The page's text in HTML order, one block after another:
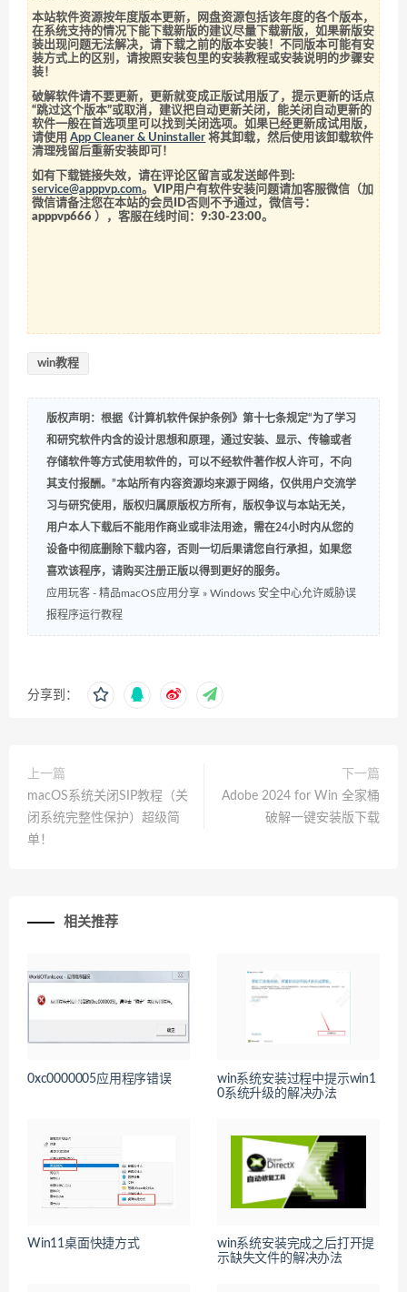
本站软件资源按年度版本更新，网盘资源包括该年度的各个版本，
在系统支持的情况下能下载新版的建议尽量下载新版，如果新版安
装出现问题无法解决，请下载之前的版本安装！不同版本可能有安
装方式上的区别，请按照安装包里的安装教程或安装说明的步骤安
装！
破解软件请不要更新，更新就变成正版试用版了，提示更新的话点
“跳过这个版本”或取消，建议把自动更新关闭，能关闭自动更新的
软件一般在首选项里可以找到关闭选项。如果已经更新成试用版，
请使用App Cleaner & Uninstaller 将其卸载，然后使用该卸载软件
清理残留后重新安装即可！
如有下载链接失效，请在评论区留言或发送邮件到:
service@apppvp.com。VIP用户有软件安装问题请加客服微信（加
微信请备注您在本站的会员ID否则不予通过，微信号：
apppvp666 ），客服在线时间：9:30-23:00。
win教程
版权声明：根据《计算机软件保护条例》第十七条规定“为了学习
和研究软件内含的设计思想和原理，通过安装、显示、传输或者
存储软件等方式使用软件的，可以不经软件著作权人许可，不向
其支付报酬。”本站所有内容资源均来源于网络，仅供用户交流学
习与研究使用，版权归属原版权方所有，版权争议与本站无关，
用户本人下载后不能用作商业或非法用途，需在24小时内从您的
设备中彻底删除下载内容，否则一切后果请您自行承担，如果您
喜欢该程序，请购买注册正版以得到更好的服务。
应用玩客 - 精品macOS应用分享 » Windows 安全中心允许威胁误
报程序运行教程
分享到：
上一篇
macOS系统关闭SIP教程（关
闭系统完整性保护）超级简
单！
下一篇
Adobe 2024 for Win 全家桶
破解一键安装版下载
相关推荐
0xc0000005应用程序错误
win系统安装过程中提示win1
0系统升级的解决办法
Win11桌面快捷方式
win系统安装完成之后打开提
示缺失文件的解决办法